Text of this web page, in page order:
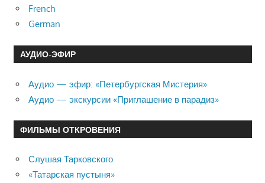
French
German
АУДИО-ЭФИР
Аудио — эфир: «Петербургская Мистерия»
Аудио — экскурсии «Приглашение в парадиз»
ФИЛЬМЫ ОТКРОВЕНИЯ
Слушая Тарковского
«Татарская пустыня»